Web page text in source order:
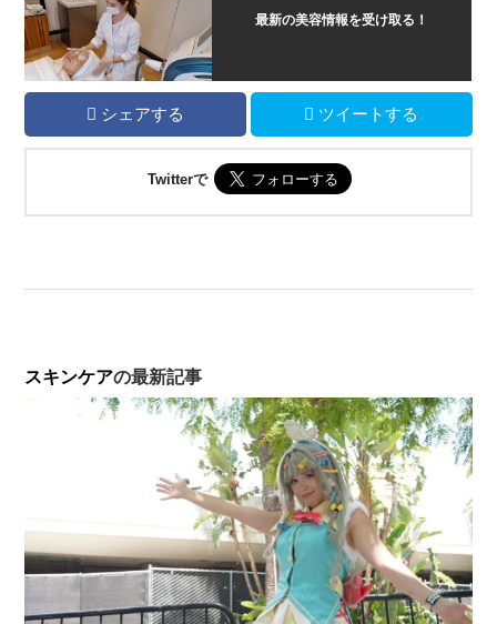
最新の美容情報を受け取る！
シェアする ツイートする
Twitterで
スキンケアの最新記事